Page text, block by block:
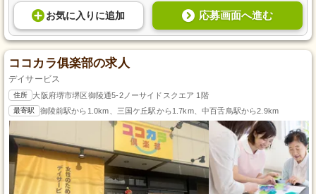
お気に入り に追加 応募画面へ進む
ココカラ俱楽部の求人
デイサービス
住所 大阪府堺市堺区御陵通5-2ノーサイドスクエア 1階
最寄駅 御陵前駅から1.0km、三国ケ丘駅から1.7km、中百舌鳥駅から2.9km